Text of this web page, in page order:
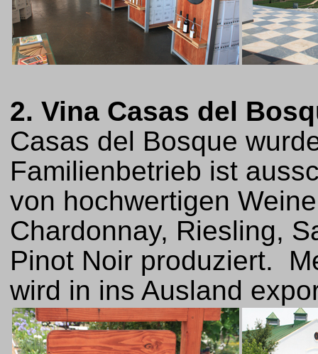
2. Vina Casas del
Casas del Bosque
Familienbetrieb ist
von hochwertigen
Chardonnay, Riesling,
Pinot Noir produziert.
wird in ins Ausland